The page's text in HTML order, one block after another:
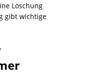
Löschung
gibt wichtige